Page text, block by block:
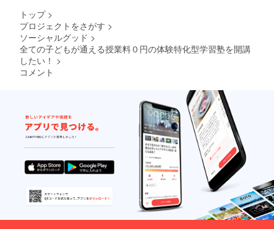
等は本
アカウ
（info@
0enjuku
.com）
までご
連絡く
ださ
い。
ンミー
ティン
場合：
大阪府
近辺の
どこか
（交通
費は支
援者様
負担と
させて
いただ
きま
す。ご
了承く
ださ
トップ >
プロジェクトをさがす >
ソーシャルグッド >
全ての子どもが通える授業料０円の体験特化型学習塾を開講
したい！ >
コメント